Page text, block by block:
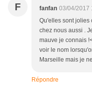
F fanfan 03/04/2017
Qu'elles sont jolies
chez nous aussi .
mauve je connais
voir le nom
Marseille mais je
Répondre